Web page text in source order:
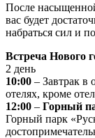
После
вас будет
набраться сил и
Встреча Нового
2 день
10:00 – Завтрак в
отелях, кроме
12:00 – Горный
Горный парк